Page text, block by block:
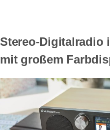
Stereo-Digitalradio
mit großem